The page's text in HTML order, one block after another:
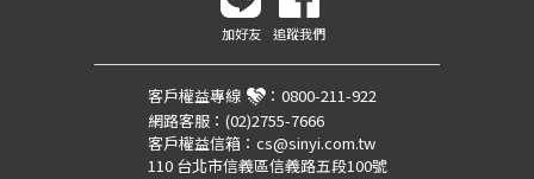
加好友 追蹤我們
客戶權益專線 ： 0800-211-922
網路客服： (02)2755-7666
客戶權益信箱： cs@sinyi.com.tw
110 台北市信義區信義路五段100號